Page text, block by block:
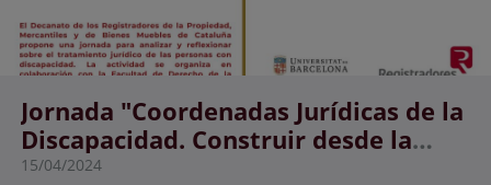
Jornada "Coordenadas Jurídicas de la
Discapacidad. Construir desde la
dignidad y la autonomía"
15/04/2024